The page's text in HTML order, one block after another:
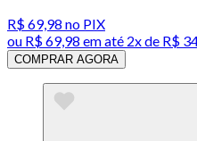
R$ 69,98 no PIX
ou R$ 69,98 em até 2x de R$
COMPRAR AGORA